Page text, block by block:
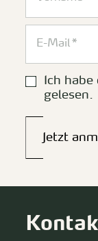
Ich habe
gelesen.
Jetzt